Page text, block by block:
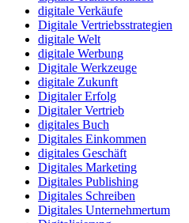
digitale Verkäufe
Digitale Vertriebsstrategien
digitale Welt
digitale Werbung
Digitale Werkzeuge
digitale Zukunft
Digitaler Erfolg
Digitaler Vertrieb
digitales Buch
Digitales Einkommen
digitales Geschäft
Digitales Marketing
Digitales Publishing
Digitales Schreiben
Digitales Unternehmertum